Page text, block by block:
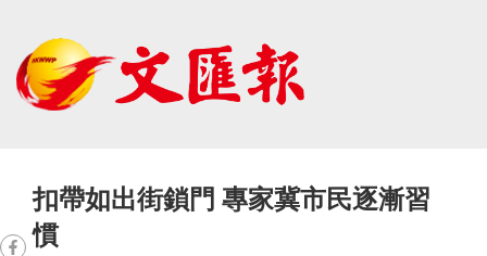
扣帶如出街鎖門 專家冀市民逐漸習
慣